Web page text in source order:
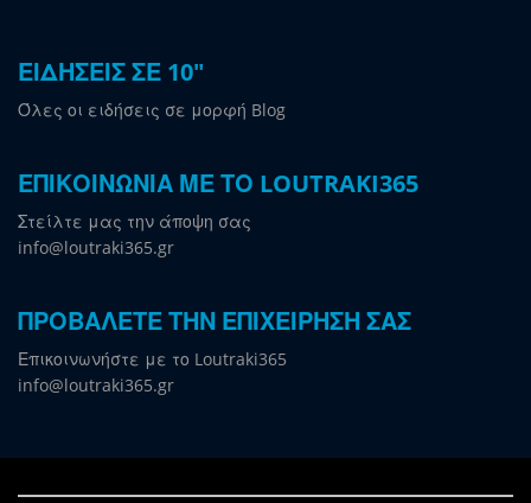
ΕΙΔΗΣΕΙΣ ΣΕ 10"
Όλες οι ειδήσεις σε μορφή Blog
ΕΠΙΚΟΙΝΩΝΙΑ ΜΕ ΤΟ LOUTRAKI365
Στείλτε μας την άποψη σας
info@loutraki365.gr
ΠΡΟΒΑΛΕΤΕ ΤΗΝ ΕΠΙΧΕΙΡΗΣΗ ΣΑΣ
Επικοινωνήστε με το Loutraki365
info@loutraki365.gr